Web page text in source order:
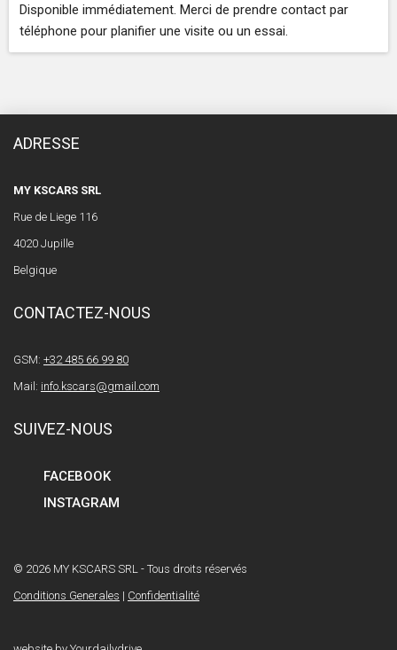
Disponible immédiatement. Merci de prendre contact par
téléphone pour planifier une visite ou un essai.
ADRESSE
MY KSCARS SRL
Rue de Liege 116
4020 Jupille
Belgique
CONTACTEZ-NOUS
GSM: +32 485 66 99 80
Mail: info.kscars@gmail.com
SUIVEZ-NOUS
FACEBOOK
INSTAGRAM
© 2026 MY KSCARS SRL - Tous droits réservés
Conditions Generales | Confidentialité